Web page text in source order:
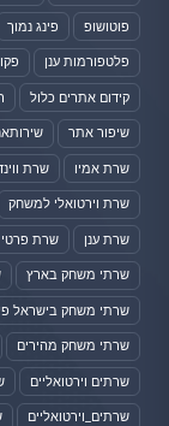
פוטושופ פינג נמוך
פלטפורמות ענן
קידום אתרים כלול
שיפור אתר
שרת אמיו שרת
שרת וירטואלי למשחק
שרת ענן שרת פרטי
שרתי משחק בארץ
שרתי משחק בישראל
שרתי משחק מהירים
שרתים וירטואליים
שרתים_וירטואליים